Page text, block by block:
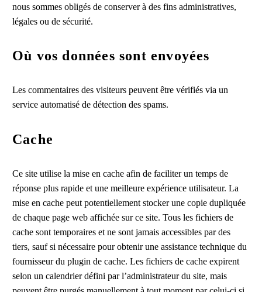
nous sommes obligés de conserver à des fins administratives,
légales ou de sécurité.
Où vos données sont envoyées
Les commentaires des visiteurs peuvent être vérifiés via un
service automatisé de détection des spams.
Cache
Ce site utilise la mise en cache afin de faciliter un temps de
réponse plus rapide et une meilleure expérience utilisateur. La
mise en cache peut potentiellement stocker une copie dupliquée
de chaque page web affichée sur ce site. Tous les fichiers de
cache sont temporaires et ne sont jamais accessibles par des
tiers, sauf si nécessaire pour obtenir une assistance technique du
fournisseur du plugin de cache. Les fichiers de cache expirent
selon un calendrier défini par l’administrateur du site, mais